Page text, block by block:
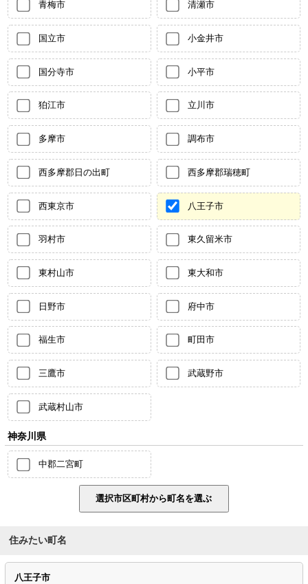
青梅市 清瀬市
国立市 小金井市
国分寺市 小平市
狛江市 立川市
多摩市 調布市
西多摩郡日の出町 西多摩郡瑞穂町
西東京市 八王子市
羽村市 東久留米市
東村山市 東大和市
日野市 府中市
福生市 町田市
三鷹市 武蔵野市
武蔵村山市
神奈川県
中郡二宮町
住みたい町名
八王子市